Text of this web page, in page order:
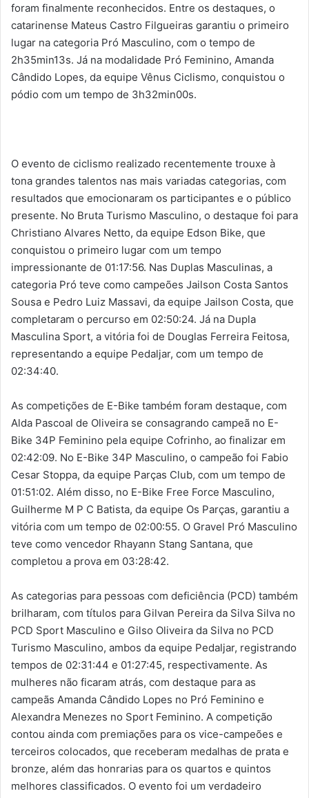
foram finalmente reconhecidos. Entre os destaques, o
catarinense Mateus Castro Filgueiras garantiu o primeiro
lugar na categoria Pró Masculino, com o tempo de
2h35min13s. Já na modalidade Pró Feminino, Amanda
Cândido Lopes, da equipe Vênus Ciclismo, conquistou o
pódio com um tempo de 3h32min00s.
O evento de ciclismo realizado recentemente trouxe à
tona grandes talentos nas mais variadas categorias, com
resultados que emocionaram os participantes e o público
presente. No Bruta Turismo Masculino, o destaque foi para
Christiano Alvares Netto, da equipe Edson Bike, que
conquistou o primeiro lugar com um tempo
impressionante de 01:17:56. Nas Duplas Masculinas, a
categoria Pró teve como campeões Jailson Costa Santos
Sousa e Pedro Luiz Massavi, da equipe Jailson Costa, que
completaram o percurso em 02:50:24. Já na Dupla
Masculina Sport, a vitória foi de Douglas Ferreira Feitosa,
representando a equipe Pedaljar, com um tempo de
02:34:40.
As competições de E-Bike também foram destaque, com
Alda Pascoal de Oliveira se consagrando campeã no E-
Bike 34P Feminino pela equipe Cofrinho, ao finalizar em
02:42:09. No E-Bike 34P Masculino, o campeão foi Fabio
Cesar Stoppa, da equipe Parças Club, com um tempo de
01:51:02. Além disso, no E-Bike Free Force Masculino,
Guilherme M P C Batista, da equipe Os Parças, garantiu a
vitória com um tempo de 02:00:55. O Gravel Pró Masculino
teve como vencedor Rhayann Stang Santana, que
completou a prova em 03:28:42.
As categorias para pessoas com deficiência (PCD) também
brilharam, com títulos para Gilvan Pereira da Silva Silva no
PCD Sport Masculino e Gilso Oliveira da Silva no PCD
Turismo Masculino, ambos da equipe Pedaljar, registrando
tempos de 02:31:44 e 01:27:45, respectivamente. As
mulheres não ficaram atrás, com destaque para as
campeãs Amanda Cândido Lopes no Pró Feminino e
Alexandra Menezes no Sport Feminino. A competição
contou ainda com premiações para os vice-campeões e
terceiros colocados, que receberam medalhas de prata e
bronze, além das honrarias para os quartos e quintos
melhores classificados. O evento foi um verdadeiro